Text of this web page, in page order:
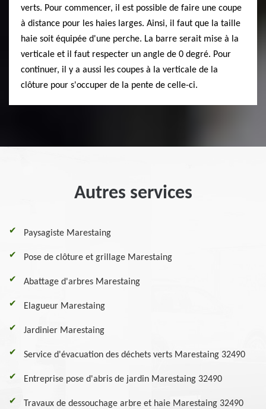
verts. Pour commencer, il est possible de faire une coupe
à distance pour les haies larges. Ainsi, il faut que la taille
haie soit équipée d'une perche. La barre serait mise à la
verticale et il faut respecter un angle de 0 degré. Pour
continuer, il y a aussi les coupes à la verticale de la
clôture pour s'occuper de la pente de celle-ci.
Autres services
Paysagiste Marestaing
Pose de clôture et grillage Marestaing
Abattage d'arbres Marestaing
Elagueur Marestaing
Jardinier Marestaing
Service d'évacuation des déchets verts Marestaing 32490
Entreprise pose d'abris de jardin Marestaing 32490
Travaux de dessouchage arbre et haie Marestaing 32490